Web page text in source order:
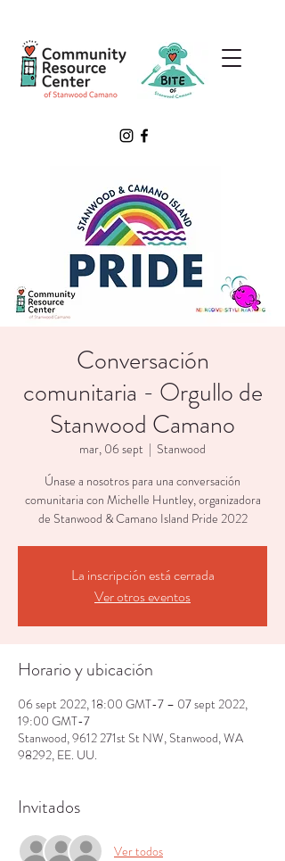
Conversación
comunitaria - Orgullo de
Stanwood Camano
mar, 06 sept
  |
Stanwood
Únase a nosotros para una conversación
comunitaria con Michelle Huntley, organizadora
de Stanwood & Camano Island Pride 2022
La inscripción está cerrada
Ver otros eventos
Horario y ubicación
06 sept 2022, 18:00 GMT-7 – 07 sept 2022,
19:00 GMT-7
Stanwood, 9612 271st St NW, Stanwood, WA
98292, EE. UU.
Invitados
Ver todos